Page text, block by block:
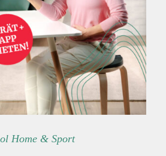
Home & Sport